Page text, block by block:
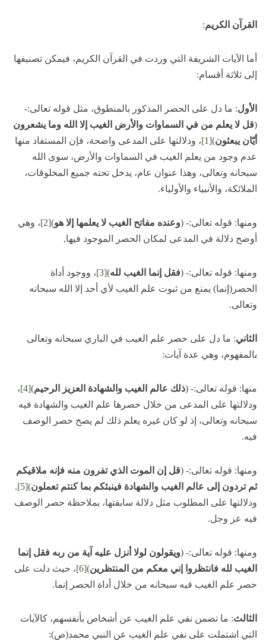
القرآن الكريم:
أما الآيات الشريفة التي وردت في القرآن الكريم، فيمكن تصنيفها
إلى ثلاثة أقسام:
الأول: ما دل على الحصر المذكور بالمنطوق، مثل قوله تعالى:-
(قل لا يعلم من في السماوات والأرض الغيب إلا الله وما يشعرون
أيّان يبعثون)
[1]
، ودلالتها على المدعى واضحة، فإن المستفاد منها
عدم وجود من يعلم الغيب في السماوات والأرض، سوى الله
سبحانه وتعالى، وهذا عنوان عام، يدخل تحته جميع المخلوقات،
الملائكة، والأنبياء والأولياء.
ومنها: قوله تعالى:- (وعنده مفاتح الغيب لا يعلمها إلا هو)
[2]
، وهي
أوضح دلالة في المدعى لمكان الحصر الموجود فيها,
ومنها: قوله تعالى:- (فقل إنما الغيب لله)
[3]
، ووجود أداة
الحصر(إنما) يمنع من ثبوت علم الغيب لأي أحد إلا الله سبحانه
وتعالى.
الثاني: ما دل على حصر علم الغيب في الباري سبحانه وتعالى
بالمفهوم، وهي عدة آيات:
منها: قوله تعالى:- (ذلك عالم الغيب والشهادة العزيز الرحيم)
[4]
،
ودلالتها على المدعى من خلال حصرها علم الغيب والشهادة فيه
سبحانه وتعالى، إذ لو كان غيره يعلم ذلك لم يصح حصر الوصف
فيه.
ومنها: قوله تعالى:- (قل إن الموت الذي تفرون منه فإنه ملاقيكم
ثم تردون إلى عالم الغيب والشهادة فينبئكم بما كنتم تعملون)
[5]
.
ودلالتها على المطلوب مثل دلالة سابقتها، بملاحظة حصر الوصف
فيه عز وجل.
ومنها: قوله تعالى:- (ويقولون لولا أنزل عليه آية من ربه فقل إنما
الغيب لله فانتظروا إني معكم من المنتظرين)
[6]
، حيث دلت على
حصر علم الغيب فيه سبحانه من خلال أداة الحصر إنما.
الثالث: ما تضمن نفي علم الغيب عن أشخاص بأنفسهم، كالآيات
التي اشتملت على نفي علم الغيب عن النبي محمد(ص):